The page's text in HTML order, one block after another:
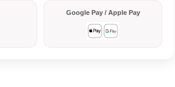
Google Pay / Apple Pay